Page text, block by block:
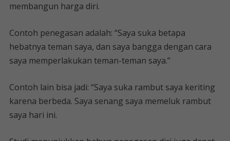
membangun harga diri.
Contoh penegasan adalah: “Saya suka betapa
hebatnya teman saya, dan saya bangga dengan cara
saya memperlakukan teman-teman saya.”
Contoh lain bisa jadi: “Saya suka rambut saya keriting
karena berbeda. Saya senang saya memeluk rambut
saya hari ini.